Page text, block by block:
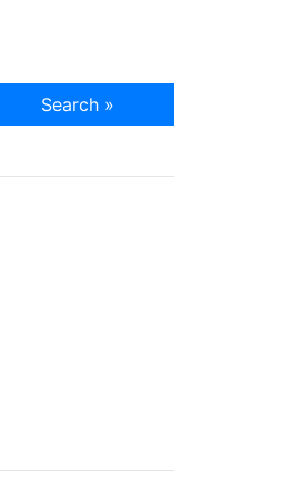
Search »